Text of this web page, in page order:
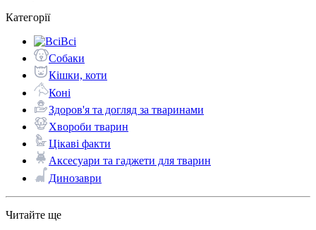
Категорії
Всі
Собаки
Кішки, коти
Коні
Здоров'я та догляд за тваринами
Хвороби тварин
Цікаві факти
Аксесуари та гаджети для тварин
Динозаври
Читайте ще